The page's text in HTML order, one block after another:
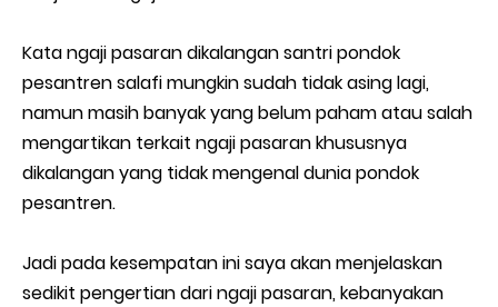
Kata ngaji pasaran dikalangan santri pondok
pesantren salafi mungkin sudah tidak asing lagi,
namun masih banyak yang belum paham atau salah
mengartikan terkait ngaji pasaran khususnya
dikalangan yang tidak mengenal dunia pondok
pesantren.
Jadi pada kesempatan ini saya akan menjelaskan
sedikit pengertian dari ngaji pasaran, kebanyakan